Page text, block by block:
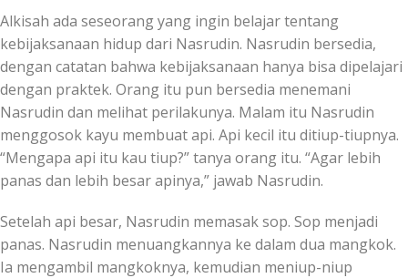
Alkisah ada seseorang yang ingin belajar tentang
kebijaksanaan hidup dari Nasrudin. Nasrudin bersedia,
dengan catatan bahwa kebijaksanaan hanya bisa dipelajari
dengan praktek. Orang itu pun bersedia menemani
Nasrudin dan melihat perilakunya. Malam itu Nasrudin
menggosok kayu membuat api. Api kecil itu ditiup-tiupnya.
“Mengapa api itu kau tiup?” tanya orang itu. “Agar lebih
panas dan lebih besar apinya,” jawab Nasrudin.
Setelah api besar, Nasrudin memasak sop. Sop menjadi
panas. Nasrudin menuangkannya ke dalam dua mangkok.
Ia mengambil mangkoknya, kemudian meniup-niup